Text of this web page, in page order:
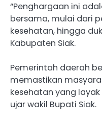
“Penghargaan ini
bersama, mulai dari
kesehatan, hingga
Kabupaten Siak.
Pemerintah daerah
memastikan
kesehatan yang
ujar wakil Bupati Siak.